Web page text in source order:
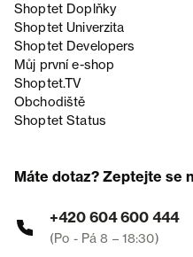
Shoptet Doplňky
Shoptet Univerzita
Shoptet Developers
Můj první e-shop
Shoptet.TV
Obchodiště
Shoptet Status
Máte dotaz? Zeptejte se
+420 604 600 444
(Po - Pá 8 – 18:30)